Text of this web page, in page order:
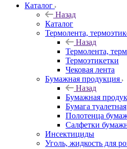
Каталог
Назад
Каталог
Термолента,
Назад
Термолента,
Термоэтикетки
Чековая лента
Бумажная продукция
Назад
Бумажная
Бумага туалетная
Полотенца
Салфетки
Инсектициды
Уголь, жидкость для